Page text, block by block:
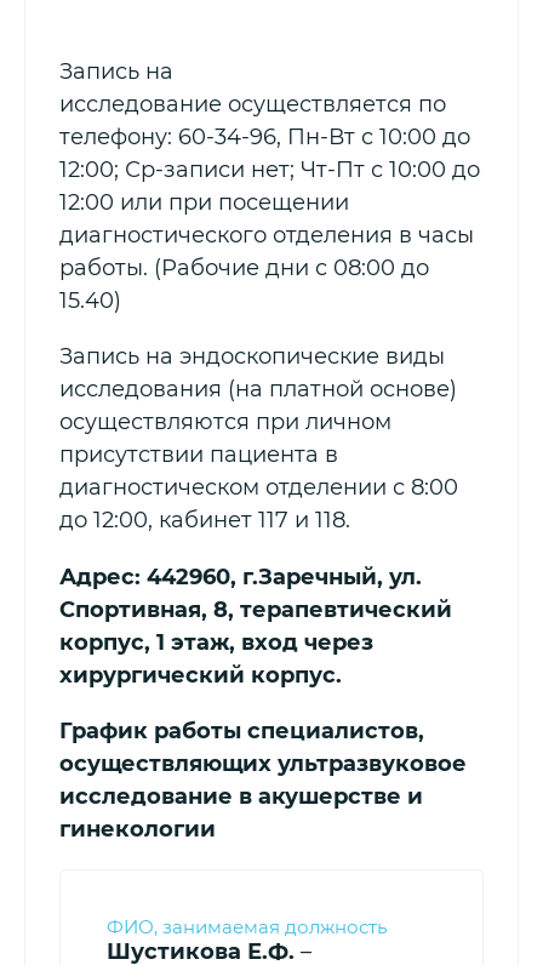
Запись на
исследование осуществляется по
телефону: 60-34-96, Пн-Вт с 10:00 до
12:00; Ср-записи нет; Чт-Пт с 10:00 до
12:00 или при посещении
диагностического отделения в часы
работы. (Рабочие дни с 08:00 до
15.40)
Запись на эндоскопические виды
исследования (на платной основе)
осуществляются при личном
присутствии пациента в
диагностическом отделении с 8:00
до 12:00, кабинет 117 и 118.
Адрес: 442960, г.Заречный, ул.
Спортивная, 8, терапевтический
корпус, 1 этаж, вход через
хирургический корпус.
График работы специалистов,
осуществляющих ультразвуковое
исследование в акушерстве и
гинекологии
Шустикова Е.Ф. –